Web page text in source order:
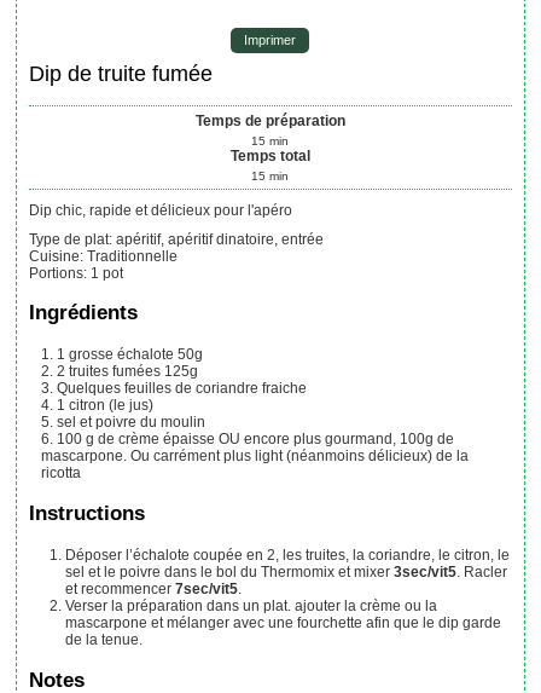
Imprimer
Dip de truite fumée
Temps de préparation
15 min
Temps total
15 min
Dip chic, rapide et délicieux pour l'apéro
Type de plat: apéritif, apéritif dinatoire, entrée
Cuisine: Traditionnelle
Portions: 1 pot
Ingrédients
1 grosse échalote 50g
2 truites fumées 125g
Quelques feuilles de coriandre fraiche
1 citron (le jus)
sel et poivre du moulin
100 g de crème épaisse OU encore plus gourmand, 100g de
mascarpone. Ou carrément plus light (néanmoins délicieux) de la
ricotta
Instructions
Déposer l’échalote coupée en 2, les truites, la coriandre, le citron, le
sel et le poivre dans le bol du Thermomix et mixer3sec/vit5 . Racler
et recommencer7sec/vit5
Verser la préparation dans un plat. ajouter la crème ou la
mascarpone et mélanger avec une fourchette afin que le dip garde
de la tenue.
Notes